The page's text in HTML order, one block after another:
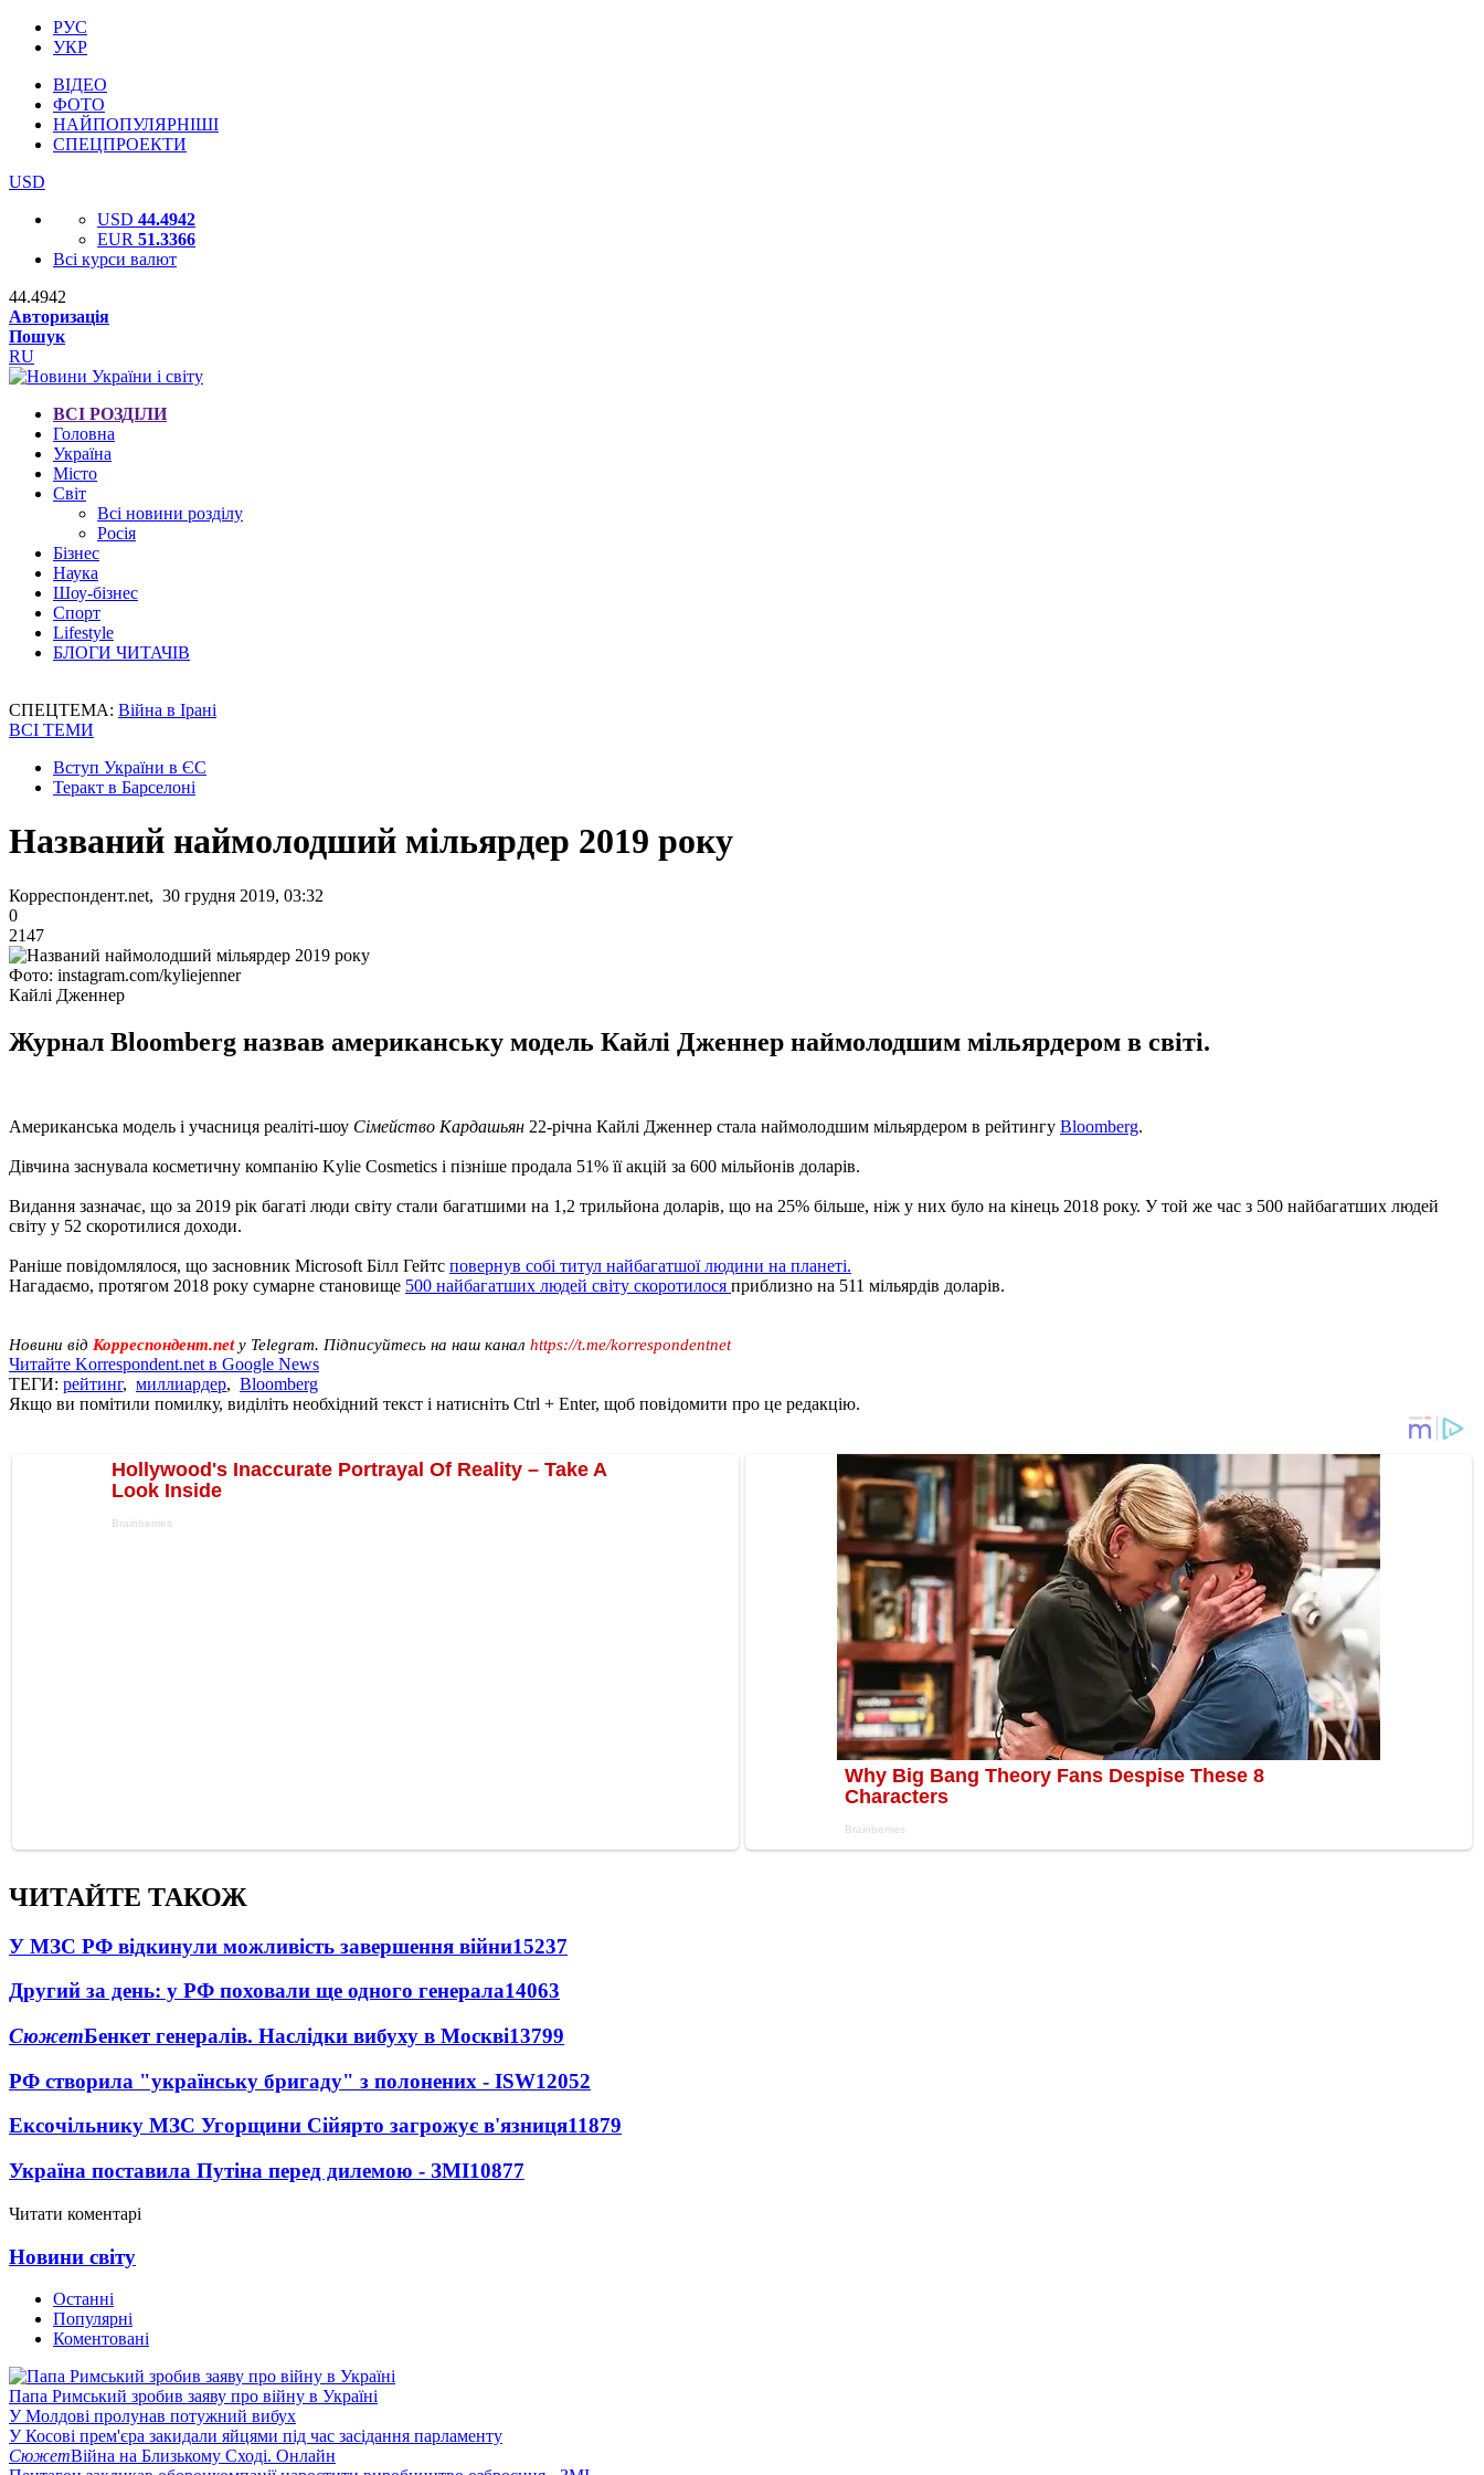
РУС
УКР
ВІДЕО
ФОТО
НАЙПОПУЛЯРНІШІ
СПЕЦПРОЕКТИ
USD
USD 44.4942
EUR 51.3366
Всі курси валют
44.4942
Авторизація
Пошук
RU
ВСІ РОЗДІЛИ
Головна
Україна
Місто
Світ
Всі новини розділу
Росія
Бізнес
Наука
Шоу-бізнес
Спорт
Lifestyle
БЛОГИ ЧИТАЧІВ
СПЕЦТЕМА: Війна в Ірані
ВСІ ТЕМИ
Вступ України в ЄС
Теракт в Барселоні
Названий наймолодший мільярдер 2019 року
Корреспондент.net, 30 грудня 2019, 03:32
0
2147
Фото: instagram.com/kyliejenner
Кайлі Дженнер
Журнал Bloomberg назвав американську модель Кайлі Дженнер наймолодшим мільярдером в світі.
Американська модель і учасниця реаліті-шоу Сімейство Кардашьян 22-річна Кайлі Дженнер стала наймолодшим мільярдером в рейтингу Bloomberg.
Дівчина заснувала косметичну компанію Kylie Cosmetics і пізніше продала 51% її акцій за 600 мільйонів доларів.
Видання зазначає, що за 2019 рік багаті люди світу стали багатшими на 1,2 трильйона доларів, що на 25% більше, ніж у них було на кінець 2018 року. У той же час з 500 найбагатших людей
світу у 52 скоротилися доходи.
Раніше повідомлялося, що засновник Microsoft Білл Гейтс повернув собі титул найбагатшої людини на планеті.
Нагадаємо, протягом 2018 року сумарне становище 500 найбагатших людей світу скоротилося приблизно на 511 мільярдів доларів.
Новини від Корреспондент.netу Telegram. Підписуйтесь на наш канал https://t.me/korrespondentnet
Читайте Korrespondent.net в Google News
ТЕГИ: рейтинг, миллиардер, Bloomberg
Якщо ви помітили помилку, виділіть необхідний текст і натисніть Ctrl + Enter, щоб повідомити про це редакцію.
ЧИТАЙТЕ ТАКОЖ
У МЗС РФ відкинули можливість завершення війни15237
Другий за день: у РФ поховали ще одного генерала14063
СюжетБенкет генералів. Наслідки вибуху в Москві13799
РФ створила "українську бригаду" з полонених - ISW12052
Ексочільнику МЗС Угорщини Сійярто загрожує в'язниця11879
Україна поставила Путіна перед дилемою - ЗМІ10877
Читати коментарі
Новини світу
Останні
Популярні
Коментовані
Папа Римський зробив заяву про війну в Україні
У Молдові пролунав потужний вибух
У Косові прем'єра закидали яйцями під час засідання парламенту
СюжетВійна на Близькому Сході. Онлайн